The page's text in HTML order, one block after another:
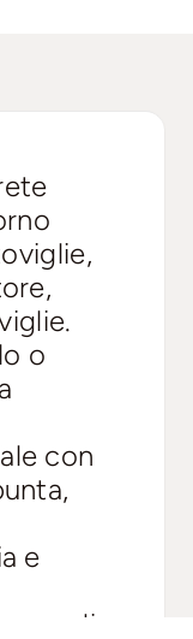
o
con
e
sedie.